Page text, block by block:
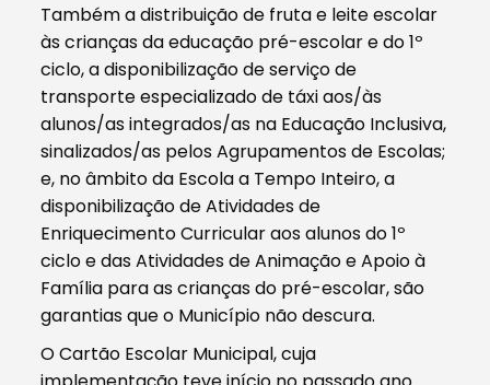
Também a distribuição de fruta e leite escolar
às crianças da educação pré-escolar e do 1º
ciclo, a disponibilização de serviço de
transporte especializado de táxi aos/às
alunos/as integrados/as na Educação Inclusiva,
sinalizados/as pelos Agrupamentos de Escolas;
e, no âmbito da Escola a Tempo Inteiro, a
disponibilização de Atividades de
Enriquecimento Curricular aos alunos do 1º
ciclo e das Atividades de Animação e Apoio à
Família para as crianças do pré-escolar, são
garantias que o Município não descura.
O Cartão Escolar Municipal, cuja